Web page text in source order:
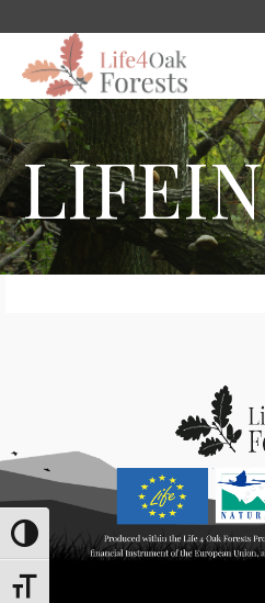
Переключить на высокую
Переключить на увеличенный